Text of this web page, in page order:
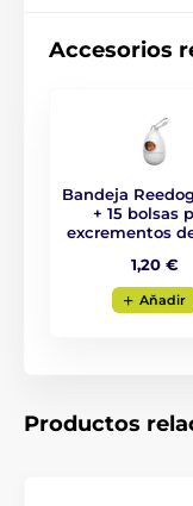
fácilmente!
eso el diseño de
original y
tamaños
Accesorios
Bandeja
+ 15 bolsas
excrementos
1,20 €
Aňadir
Productos